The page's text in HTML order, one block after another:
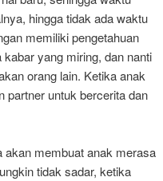
hingga tidak ada waktu
memiliki pengetahuan
yang miring, dan nanti
orang lain. Ketika anak
partner untuk bercerita dan
akan membuat anak merasa
tidak sadar, ketika